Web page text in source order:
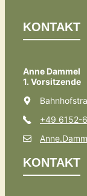
KONTAKT
Anne Dammel
1. Vorsitzende
+49 6152-
KONTAKT